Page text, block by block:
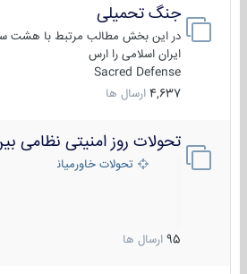
جنگ تحمیلی
در این بخش مطالب مرتبط با هشت
ایران اسلامی را ارس
Sacred Defense
4,637 ارسال ها
تحولات روز امنیتی نظامی بین
تحولات خاورمیانه
95 ارسال ها